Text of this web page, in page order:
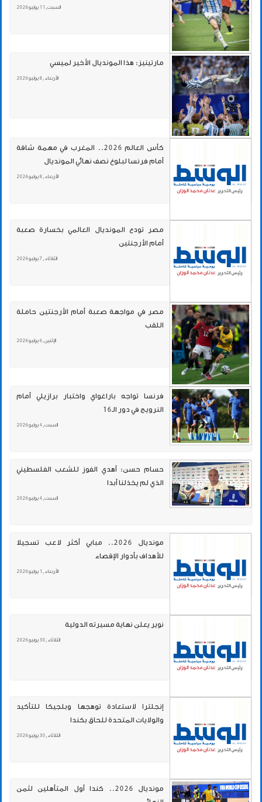
السبت , 11 يوليو 2026
مارتينيز: هذا المونديال الأخير لميسي
الأربعاء , 8 يوليو 2026
كأس العالم 2026.. المغرب في مهمة شاقة
أمام فرنسا لبلوغ نصف نهائي المونديال
الأربعاء , 8 يوليو 2026
مصر تودع المونديال العالمي بخسارة صعبة
أمام الأرجنتين
الثلاثاء , 7 يوليو 2026
مصر في مواجهة صعبة أمام الأرجنتين حاملة
اللقب
الإثنين , 6 يوليو 2026
فرنسا تواجه باراغواي واختبار برازيلي أمام
النرويج في دور الـ16
السبت , 4 يوليو 2026
حسام حسن: أهدي الفوز للشعب الفلسطيني
الذي لم يخذلنا أبدا
السبت , 4 يوليو 2026
مونديال 2026.. مبابي أكثر لاعب تسجيلا
للأهداف بأدوار الإقصاء
الأربعاء , 1 يوليو 2026
نوير يعلن نهاية مسيرته الدولية
الثلاثاء , 30 يونيو 2026
إنجلترا لاستعادة توهجها وبلجيكا للتأكيد
والولايات المتحدة للحاق بكندا
الثلاثاء , 30 يونيو 2026
مونديال 2026.. كندا أول المتأهلين لثمن